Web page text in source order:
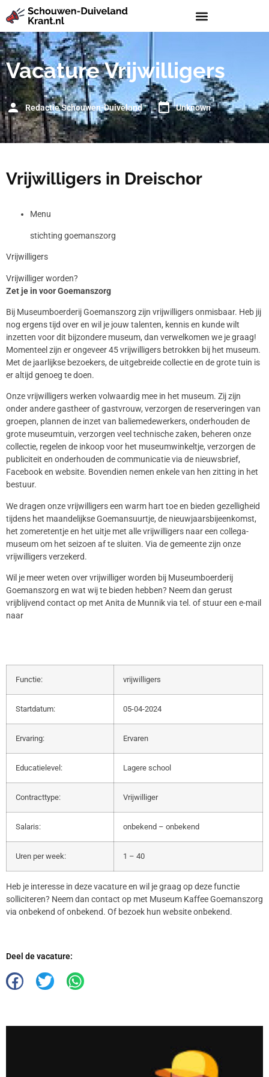
Vacature Vrijwilligers
Redactie Schouwen-Duiveland Unknown
Vrijwilligers in Dreischor
Menu
stichting goemanszorg
Vrijwilligers
Vrijwilliger worden?
Zet je in voor Goemanszorg
Bij Museumboerderij Goemanszorg zijn vrijwilligers onmisbaar. Heb jij
nog ergens tijd over en wil je jouw talenten, kennis en kunde wilt
inzetten voor dit bijzondere museum, dan verwelkomen we je graag!
Momenteel zijn er ongeveer 45 vrijwilligers betrokken bij het museum.
Met de jaarlijkse bezoekers, de uitgebreide collectie en de grote tuin is
er altijd genoeg te doen.
Onze vrijwilligers werken volwaardig mee in het museum. Zij zijn
onder andere gastheer of gastvrouw, verzorgen de reserveringen van
groepen, plannen de inzet van baliemedewerkers, onderhouden de
grote museumtuin, verzorgen veel technische zaken, beheren onze
collectie, regelen de inkoop voor het museumwinkeltje, verzorgen de
publiciteit en onderhouden de communicatie via de nieuwsbrief,
Facebook en website. Bovendien nemen enkele van hen zitting in het
bestuur.
We dragen onze vrijwilligers een warm hart toe en bieden gezelligheid
tijdens het maandelijkse Goemansuurtje, de nieuwjaarsbijeenkomst,
het zomeretentje en het uitje met alle vrijwilligers naar een collega-
museum om het seizoen af te sluiten. Via de gemeente zijn onze
vrijwilligers verzekerd.
Wil je meer weten over vrijwilliger worden bij Museumboerderij
Goemanszorg en wat wij te bieden hebben? Neem dan gerust
vrijblijvend contact op met Anita de Munnik via tel. of stuur een e-mail
naar
Functie: vrijwilligers
Startdatum: 05-04-2024
Ervaring: Ervaren
Educatielevel: Lagere school
Contracttype: Vrijwilliger
Salaris: onbekend – onbekend
Uren per week: 1 – 40
Heb je interesse in deze vacature en wil je graag op deze functie
solliciteren? Neem dan contact op met Museum Kaffee Goemanszorg
via onbekend of onbekend. Of bezoek hun website onbekend.
Deel de vacature: